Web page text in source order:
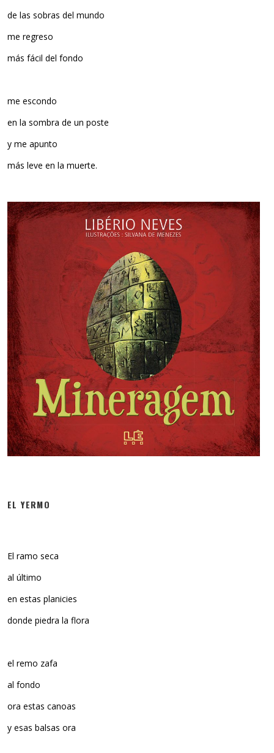
de las sobras del mundo
me regreso
más fácil del fondo
me escondo
en la sombra de un poste
y me apunto
más leve en la muerte.
EL YERMO
El ramo seca
al último
en estas planicies
donde piedra la flora
el remo zafa
al fondo
ora estas canoas
y esas balsas ora